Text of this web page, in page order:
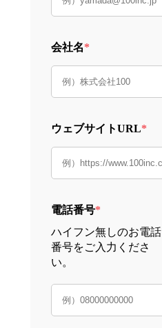
会社名*
ウェブサイトURL*
電話番号*
ハイフン無しのお電話
番号をご入力くださ
い。